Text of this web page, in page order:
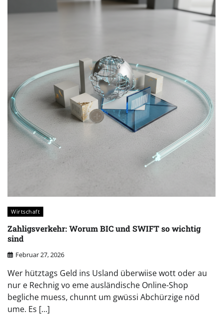
Wirtschaft
Zahligsverkehr: Worum BIC und SWIFT so wichtig
sind
Februar 27, 2026
Wer hütztags Geld ins Usland überwiise wott oder au
nur e Rechnig vo eme ausländische Online-Shop
begliche muess, chunnt um gwüssi Abchürzige nöd
ume. Es […]